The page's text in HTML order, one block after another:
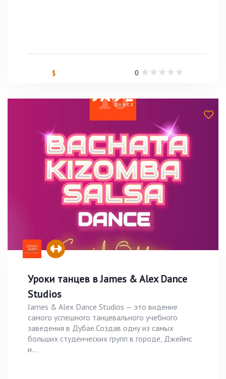
$ 0
Уроки танцев в James & Alex Dance
Studios
James & Alex Dance Studios — это видение
самого успешного танцевального учебного
заведения в Дубае.Создав одну из самых
больших студенческих групп в городе, Джеймс
и...